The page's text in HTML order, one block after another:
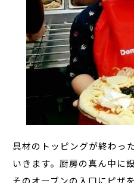
具材のトッピングが終わっ
いきます。厨房の真ん中に
そのオーブンの入口にピザ